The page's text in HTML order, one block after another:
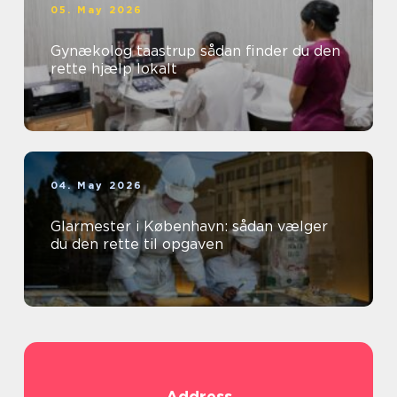
05. May 2026
Gynækolog taastrup sådan finder du den
rette hjælp lokalt
04. May 2026
Glarmester i København: sådan vælger
du den rette til opgaven